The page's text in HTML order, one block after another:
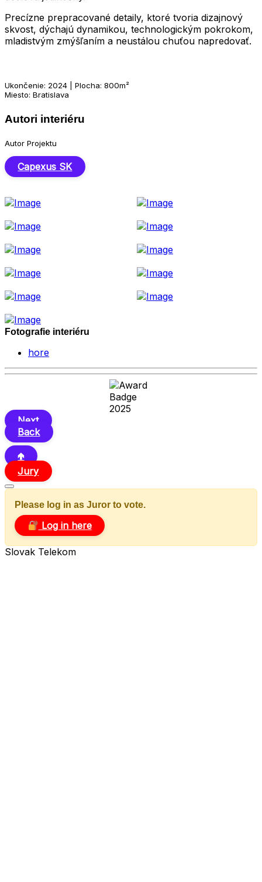
Precízne prepracované detaily, ktoré tvoria dizajnový
skvost, dýchajú dynamikou, technologickým pokrokom,
mladistvým zmýšľaním a neustálou chuťou napredovať.
Ukončenie: 2024 | Plocha: 800m²
Miesto: Bratislava
Autori interiéru
Autor Projektu
Capexus SK
Fotografie interiéru
hore
Next
Back
🢁
Jury
Please log in as Juror to vote.
Log in here
Slovak Telekom